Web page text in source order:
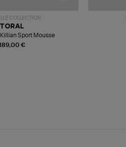
COLLECTION
€
TORAL
Sport Mousse